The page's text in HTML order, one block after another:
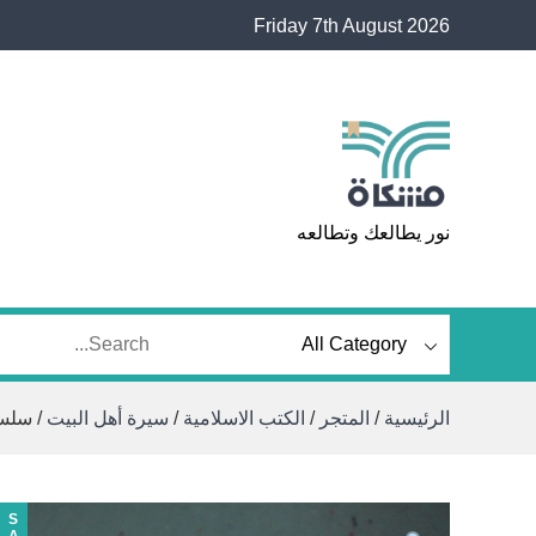
Friday 7th August 2026
مشكاة
نور يطالعك وتطالعه
الرئيسية / المتجر / الكتب الاسلامية / سيرة أهل البيت /